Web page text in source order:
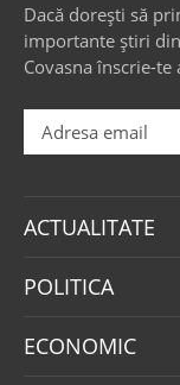
Dacă dorești să
importante știri
Covasna înscrie-te
ACTUALITATE
POLITICA
ECONOMIC